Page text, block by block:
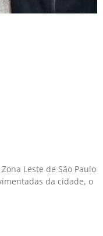
Leste de São Paulo
da cidade, o